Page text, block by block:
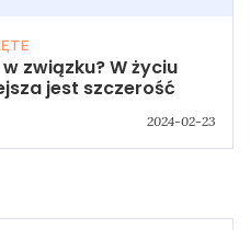
związku? W życiu
jest szczerość
2024-02-23